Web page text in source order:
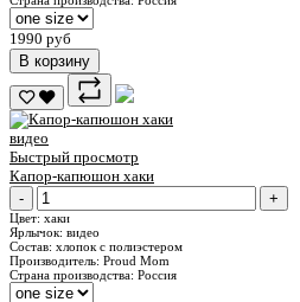
1990 руб
В корзину
видео
Быстрый просмотр
Капор-капюшон хаки
-
+
Цвет: хаки
Ярлычок: видео
Состав: хлопок с полиэстером
Производитель: Proud Mom
Страна производства: Россия